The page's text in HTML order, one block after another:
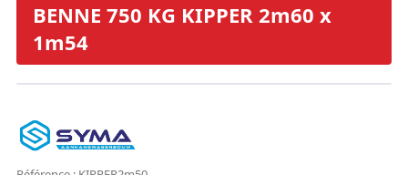
BENNE 750 KG KIPPER 2m60 x
1m54